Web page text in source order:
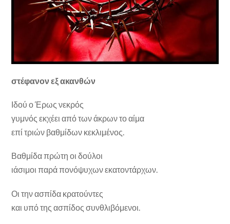
στέφανον εξ ακανθών
Ιδού ο Έρως νεκρός
γυμνός εκχέει από των άκρων το αίμα
επί τριών βαθμίδων κεκλιμένος.
Βαθμίδα πρώτη οι δούλοι
ιάσιμοι παρά πονόψυχων εκατοντάρχων.
Οι την ασπίδα κρατούντες
και υπό της ασπίδος συνθλιβόμενοι.